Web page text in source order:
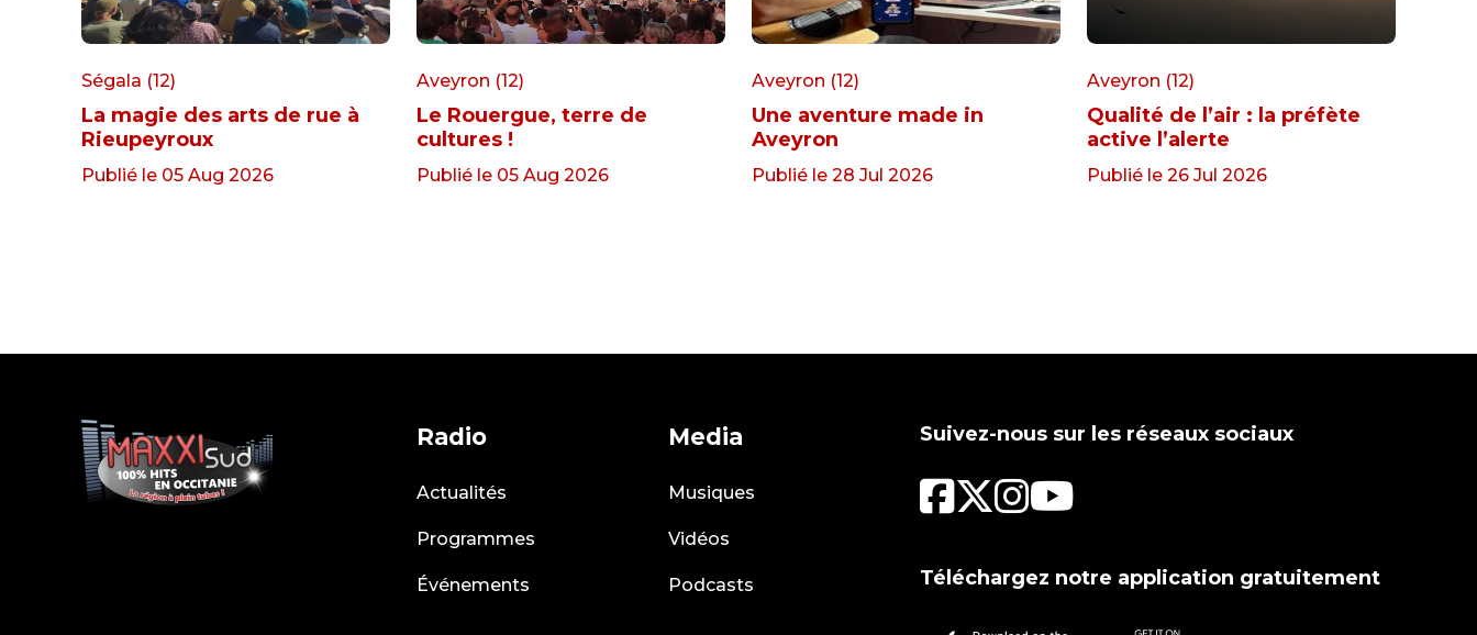
Ségala (12)
La magie des arts de rue à
Rieupeyroux
Publié le 05 Aug 2026
Aveyron (12)
Le Rouergue, terre de
cultures !
Publié le 05 Aug 2026
Aveyron (12)
Une aventure made in
Aveyron
Publié le 28 Jul 2026
Aveyron (12)
Qualité de l’air : la préfète
active l’alerte
Publié le 26 Jul 2026
Radio
Actualités
Programmes
Événements
Media
Musiques
Vidéos
Podcasts
Suivez-nous sur les réseaux sociaux
Téléchargez notre application gratuitement